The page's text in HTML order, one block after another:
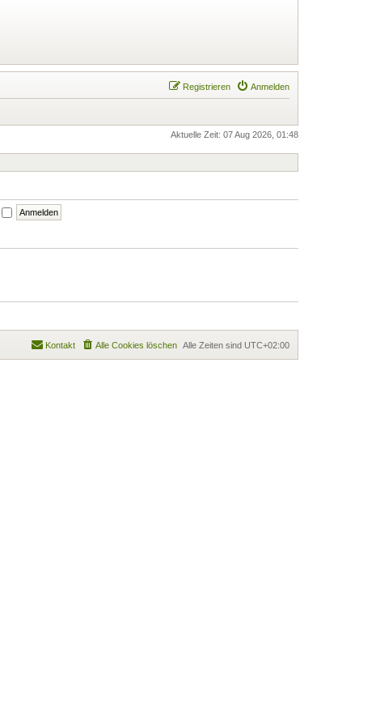
Anmelden
Registrieren
Aktuelle Zeit: 07 Aug 2026, 01:48
Alle Zeiten sind UTC+02:00
Alle Cookies löschen
Kontakt